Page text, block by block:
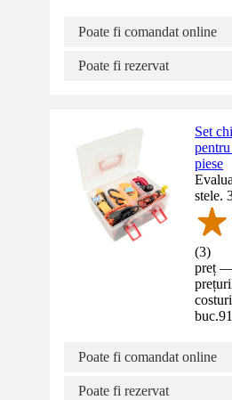
Poate fi comandat online
Poate fi rezervat
Set
piese
stele.
(3)
preț
buc.
Poate fi comandat online
Poate fi rezervat